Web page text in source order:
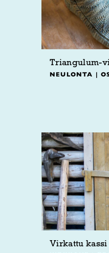
Triangulum-
NEULONTA |
Virkattu